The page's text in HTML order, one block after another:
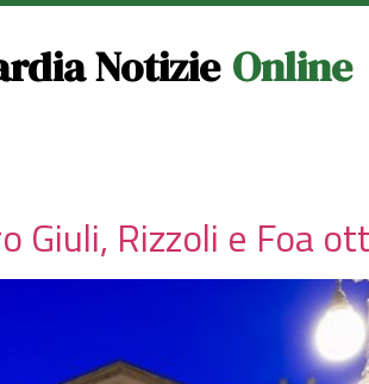
Notizie Online
Giuli, Rizzoli e Foa